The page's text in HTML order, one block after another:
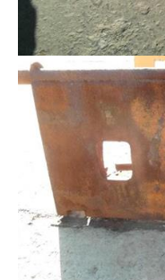
BETONSTAHLSCHERE
MULCHER
SALZSTREUER
ARBEITSKORB
ERSATZTEILTRÄGER